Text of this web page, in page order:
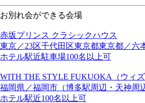
お別れ会ができる会場
赤坂プリンス クラシックハウス
東京／23区千代田区東京都東京都／六
ホテル駅近駐車場100名以上可
WITH THE STYLE FUKUOKA（ウィズ
福岡県／福岡市（博多駅周辺・天神周
ホテル駅近100名以上可